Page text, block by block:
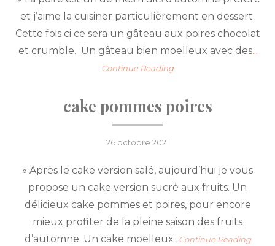
et j’aime la cuisiner particulièrement en dessert.
Cette fois ci ce sera un gâteau aux poires chocolat
et crumble. Un gâteau bien moelleux avec des…
Continue Reading
cake pommes poires
Posted
26 octobre 2021
« Après le cake version salé, aujourd’hui je vous
propose un cake version sucré aux fruits. Un
délicieux cake pommes et poires, pour encore
mieux profiter de la pleine saison des fruits
d’automne. Un cake moelleux…Continue Reading